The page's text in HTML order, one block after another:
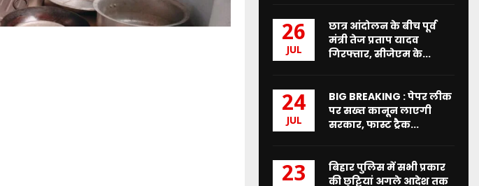
26
JUL
छात्र आंदोलन के बीच पूर्व
मंत्री तेज प्रताप यादव
गिरफ्तार, सीजेएम के...
24
JUL
BIG BREAKING : पेपर लीक
पर सख्त कानून लाएगी
सरकार, फास्ट ट्रैक...
23
बिहार पुलिस में सभी प्रकार
की छुट्टियां अगले आदेश तक